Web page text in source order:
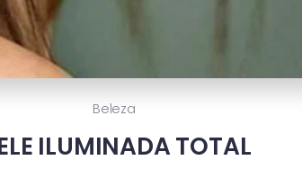
Beleza
ILUMINADA TOTAL